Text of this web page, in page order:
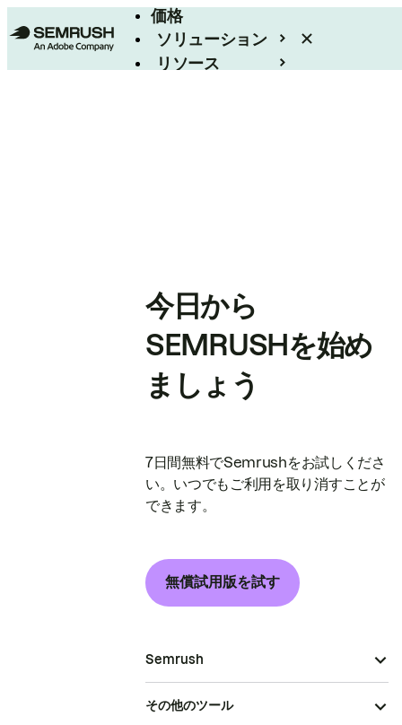
価格
ソリューション
リソース
今日から
SEMRUSHを始め
ましょう
7日間無料でSemrushをお試しくださ
い。いつでもご利用を取り消すことが
できます。
無償試用版を試す
Semrush
その他のツール